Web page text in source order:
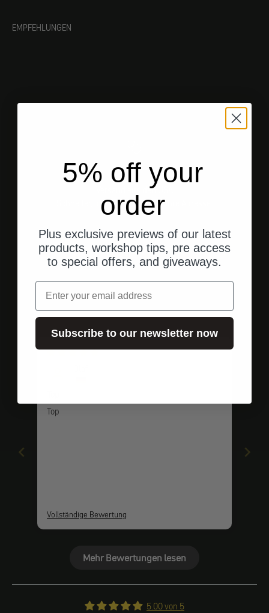
EMPFEHLUNGEN
Versand aus den USA
Schneller, direkter Versand an Ihre Adresse.
Gehe zu Element 1
Gehe zu Element 2
Gehe zu Element 3
Kundenbewertungen
vor 1 Jahr
Top
Vollständige Bewertung
Mehr Bewertungen lesen
5.00 von 5
5% off your
order
Plus exclusive previews of our latest
products, workshop tips, pre access
to special offers, and giveaways.
Email
Subscribe to our newsletter now